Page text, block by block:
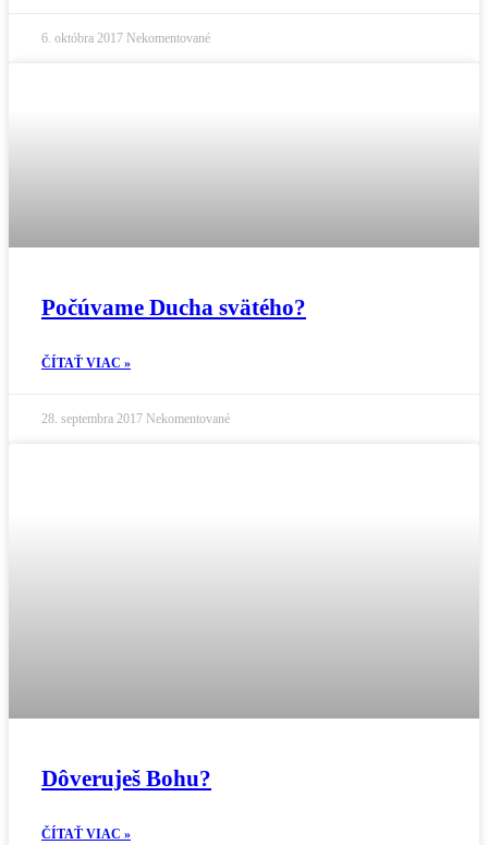
6. októbra 2017 Nekomentované
Počúvame Ducha svätého?
ČÍTAŤ VIAC »
28. septembra 2017 Nekomentované
Dôveruješ Bohu?
ČÍTAŤ VIAC »